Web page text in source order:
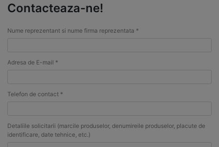
Contacteaza-ne!
Nume reprezentant si nume firma reprezentata *
Adresa de E-mail *
Telefon de contact *
Detaliile solicitarii (marcile produselor, denumireile produselor, placute de
identificare, date tehnice, etc.)